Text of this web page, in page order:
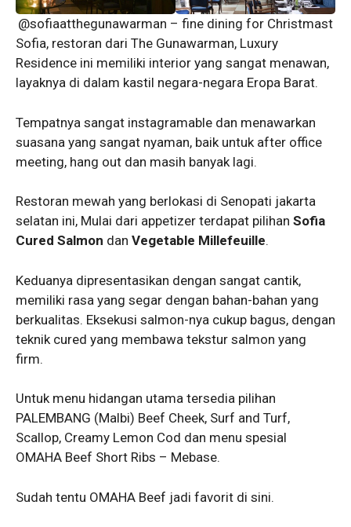
@sofiaatthegunawarman – fine dining for Christmast
Sofia, restoran dari The Gunawarman, Luxury
Residence ini memiliki interior yang sangat menawan,
layaknya di dalam kastil negara-negara Eropa Barat.
Tempatnya sangat instagramable dan menawarkan
suasana yang sangat nyaman, baik untuk after office
meeting, hang out dan masih banyak lagi.
Restoran mewah yang berlokasi di Senopati jakarta
selatan ini, Mulai dari appetizer terdapat pilihan Sofia
Cured Salmon dan Vegetable Millefeuille.
Keduanya dipresentasikan dengan sangat cantik,
memiliki rasa yang segar dengan bahan-bahan yang
berkualitas. Eksekusi salmon-nya cukup bagus, dengan
teknik cured yang membawa tekstur salmon yang
firm.
Untuk menu hidangan utama tersedia pilihan
PALEMBANG (Malbi) Beef Cheek, Surf and Turf,
Scallop, Creamy Lemon Cod dan menu spesial
OMAHA Beef Short Ribs – Mebase.
Sudah tentu OMAHA Beef jadi favorit di sini.